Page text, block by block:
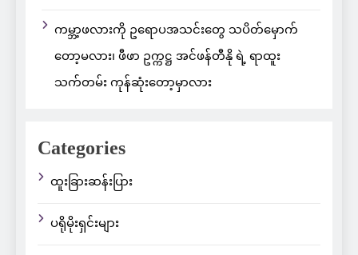
ကမ္ဘာ့ဖလားကို ဥရောပအသင်းတွေ သပိတ်မှောက်
တော့မလား၊ ဖီဖာ ဥက္ကဋ္ဌ အင်ဖန်တီနို ရဲ့ ရာထူး
သက်တမ်း ကုန်ဆုံးတော့မှာလား
Categories
ထူးခြားဆန်းပြား
ပရိုမိုးရှင်းများ